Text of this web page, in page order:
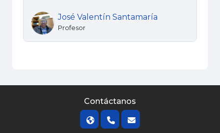
José Valentín Santamaría
Profesor
Contáctanos